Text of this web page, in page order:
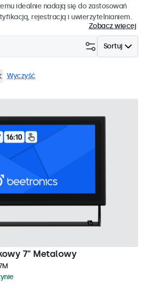
idealnie nadają się do zastosowań
rejestracją i uwierzytelnianiem.
Zobacz więcej
Sortuj
Wyczyść
7" Metalowy